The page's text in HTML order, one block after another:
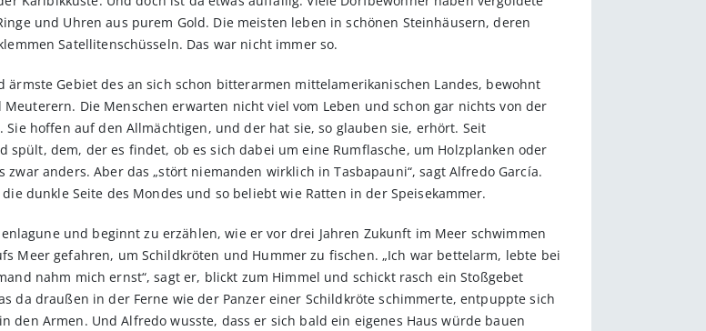
und Uhren aus purem Gold. Die meisten leben in schönen Steinhäusern, deren
Satellitenschüsseln. Das war nicht immer so.
Gebiet des an sich schon bitterarmen mittelamerikanischen Landes, bewohnt
Die Menschen erwarten nicht viel vom Leben und schon gar nichts von der
hoffen auf den Allmächtigen, und der hat sie, so glauben sie, erhört. Seit
spült, dem, der es findet, ob es sich dabei um eine Rumflasche, um Holzplanken oder
anders. Aber das „stört niemanden wirklich in Tasbapauni“, sagt Alfredo García.
dunkle Seite des Mondes und so beliebt wie Ratten in der Speisekammer.
und beginnt zu erzählen, wie er vor drei Jahren Zukunft im Meer schwimmen
Meer gefahren, um Schildkröten und Hummer zu fischen. „Ich war bettelarm, lebte bei
nahm mich ernst“, sagt er, blickt zum Himmel und schickt rasch ein Stoßgebet
da draußen in der Ferne wie der Panzer einer Schildkröte schimmerte, entpuppte sich
den Armen. Und Alfredo wusste, dass er sich bald ein eigenes Haus würde bauen